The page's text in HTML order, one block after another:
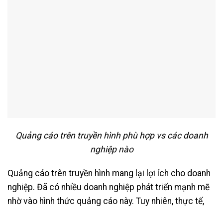
Quảng cáo trên truyền hình phù hợp vs các doanh
nghiệp nào
Quảng cáo trên truyền hình mang lại lợi ích cho doanh
nghiệp. Đã có nhiều doanh nghiệp phát triển mạnh mẽ
nhờ vào hình thức quảng cáo này. Tuy nhiên, thực tế,